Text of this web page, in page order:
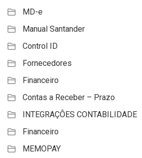
MD-e
Manual Santander
Control ID
Fornecedores
Financeiro
Contas a Receber – Prazo
INTEGRAÇÔES CONTABILIDADE
Financeiro
MEMOPAY